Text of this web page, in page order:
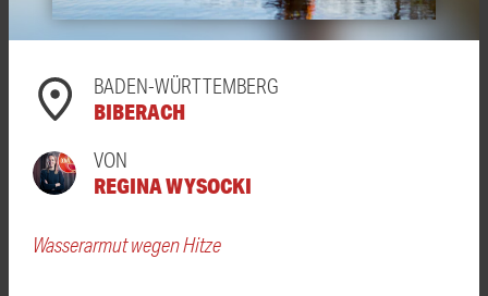
BADEN-WÜRTTEMBERG
BIBERACH
VON
REGINA WYSOCKI
Wasserarmut wegen Hitze